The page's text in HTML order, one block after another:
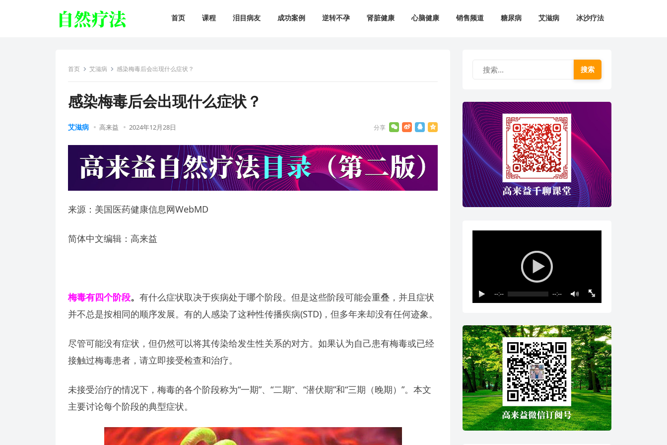
首页 课程 泪目病友 成功案例 逆转不孕 肾脏健康 心脑健康 销售频道 糖尿病 艾滋病 冰沙疗法
首页 艾滋病 感染梅毒后会出现什么症状？
感染梅毒后会出现什么症状？
艾滋病 高来益 2024年12月28日
来源：美国医药健康信息网WebMD
简体中文编辑：高来益
梅毒有四个阶段。 有什么症状取决于疾病处于哪个阶段。但是这些阶段可能会重叠，并且症状
并不总是按相同的顺序发展。有的人感染了这种性传播疾病(STD)，但多年来却没有任何迹象。
尽管可能没有症状，但仍然可以将其传染给发生性关系的对方。如果认为自己患有梅毒或已经
接触过梅毒患者，请立即接受检查和治疗。
未接受治疗的情况下，梅毒的各个阶段称为“一期”、“二期”、“潜伏期”和“三期（晚期）”。本文
主要讨论每个阶段的典型症状。
搜索
--:-- --:--